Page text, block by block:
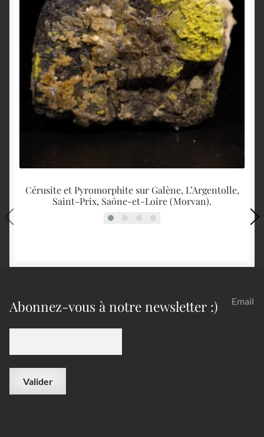
Cérusite et Pyromorphite sur Galène, L’Argentolle,
Saint-Prix, Saône-et-Loire (Morvan).
Abonnez-vous à notre newsletter :) Email